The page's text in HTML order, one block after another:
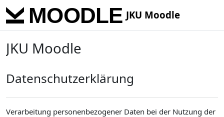
Skip to main content
JKU Moodle
JKU Moodle
Datenschutzerklärung
Verarbeitung personenbezogener Daten bei der Nutzung der